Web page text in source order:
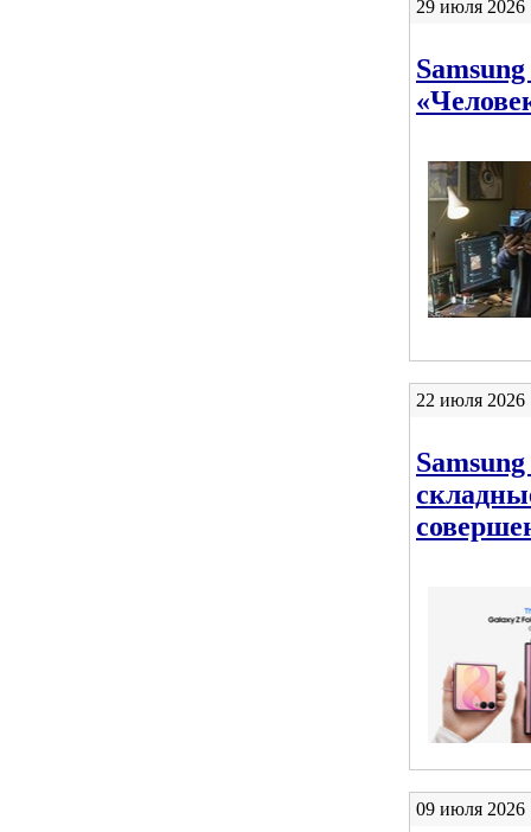
29 июля 2026
22 июля 2026
09 июля 2026